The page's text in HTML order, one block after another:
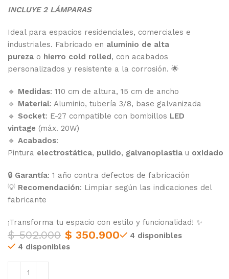
INCLUYE 2 LÁMPARAS
Ideal para espacios residenciales, comerciales e
industriales. Fabricado en aluminio de alta
pureza o hierro cold rolled, con acabados
personalizados y resistente a la corrosión. 🌟
🔹 Medidas: 110 cm de altura, 15 cm de ancho
🔹 Material: Aluminio, tubería 3/8, base galvanizada
🔹 Socket: E-27 compatible con bombillos LED
vintage (máx. 20W)
🔹Acabados:
Pintura electrostática, pulido, galvanoplastia u oxidado
🔒 Garantía: 1 año contra defectos de fabricación
💡 Recomendación: Limpiar según las indicaciones del
fabricante
¡Transforma tu espacio con estilo y funcionalidad! ✨
$502.000 $ 350.900
4 disponibles
4 disponibles